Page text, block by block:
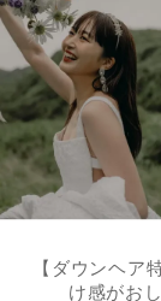
【ダウンヘア
け感がお